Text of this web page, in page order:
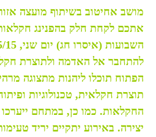
מושב אחיטוב בשיתוף מועצה
אתכם לקחת חלק בהפנינג
להתחבר אל האדמה ולתוצרת
הפתוח תוכלו ליהנות מתצוגה
תוצרת חקלאית, טכנולוגיות
החקלאות. כמו כן, במתחם ייערכו
יצירה. באירוע יתקיים יריד